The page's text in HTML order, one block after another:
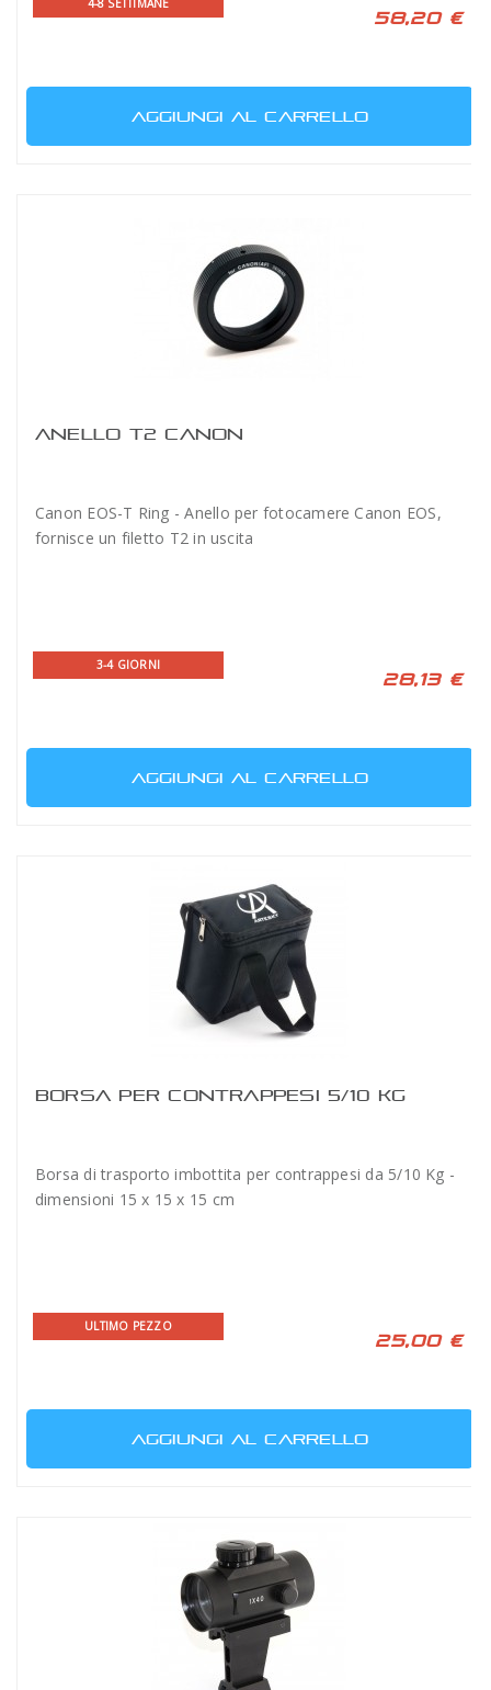
4-8 SETTIMANE
58,20 €
AGGIUNGI AL CARRELLO
ANELLO T2 CANON
Canon EOS-T Ring - Anello per fotocamere Canon EOS,
fornisce un filetto T2 in uscita
3-4 GIORNI
28,13 €
AGGIUNGI AL CARRELLO
BORSA PER CONTRAPPESI 5/10 KG
Borsa di trasporto imbottita per contrappesi da 5/10 Kg -
dimensioni 15 x 15 x 15 cm
ULTIMO PEZZO
25,00 €
AGGIUNGI AL CARRELLO